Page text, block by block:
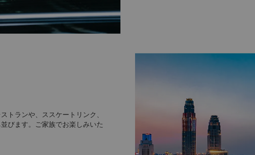
トランや、ススケートリンク、
びます。ご家族でお楽しみいた